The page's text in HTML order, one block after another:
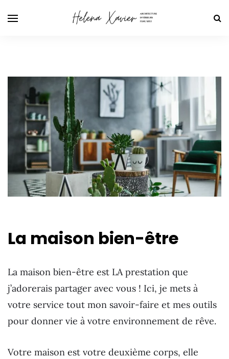
La maison bien-être
La maison bien-être est LA prestation que
j’adorerais partager avec vous ! Ici, je mets à
votre service tout mon savoir-faire et mes outils
pour donner vie à votre environnement de rêve.
Votre maison est votre deuxième corps, elle